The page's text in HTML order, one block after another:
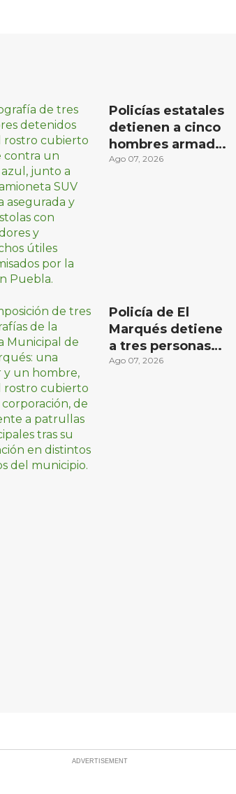
Policías estatales
detienen a cinco
hombres armados
en Puebla capital
Ago 07, 2026
Policía de El
Marqués detiene
a tres personas
con distintos
Ago 07, 2026